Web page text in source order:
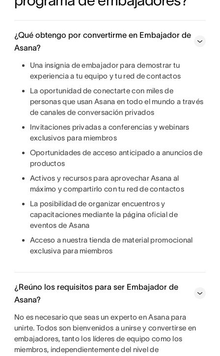
¿Qué obtengo por convertirme en Embajador de
Asana?
Una insignia de embajador para demostrar tu
experiencia a tu equipo y tu red de contactos
La oportunidad de conectarte con miles de
personas que usan Asana en todo el mundo a través
de canales de conversación privados
Invitaciones privadas a conferencias y webinars
exclusivos para miembros
Oportunidades de acceso anticipado a anuncios de
productos
Activos y recursos para aprovechar Asana al
máximo y compartirlo con tu red de contactos
La posibilidad de organizar encuentros y
capacitaciones mediante la página oficial de
eventos de Asana
Acceso a nuestra tienda de material promocional
exclusiva para miembros
¿Reúno los requisitos para ser Embajador de
Asana?
No es necesario que seas un experto en Asana para
unirte. Todos son bienvenidos a unirse y convertirse en
embajadores, tanto los líderes de equipo como los
miembros, independientemente del nivel de